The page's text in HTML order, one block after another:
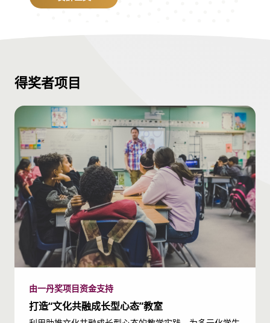
息相关。
德韦克教授广受认可，她曾当选为美国艺术与科学院和美
书《思维》已被翻译成 40 多种语言。
得奖者项目
由一丹奖项目资金支持
打造“文化共融成长型心态”教室